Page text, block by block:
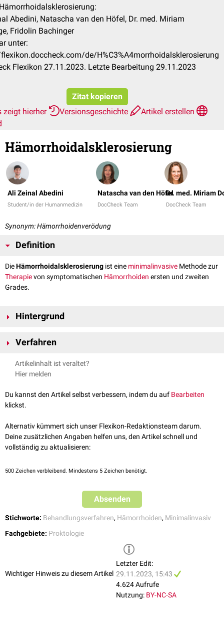
Abedini, Natascha van den Höfel, Dr. med. Miriam
Fridolin Bachinger
unter:
de/H%C3%A4morrhoidalsklerosierung
Flexikon 27.11.2023. Letzte Bearbeitung 29.11.2023
Zitat kopieren
zeigt hierher
Versionsgeschichte
Artikel erstellen
Hämorrhoidalsklerosierung
Ali Zeinal Abedini
Student/in der Humanmedizin
Natascha van den Höfel
DocCheck Team
Dr. med. Miriam
DocCheck Team
Synonym: Hämorrhoidenverödung
Definition
DieHämorrhoidalsklerosierung ist eine minimalinvasive Methode zur
Therapievon symptomatischen Hämorrhoiden ersten und zweiten
Grades.
Hintergrund
aufgeweitetenCorpus cavernosum recti
verödende Gewebe ist weitgehend schmerzunempfindlich.
Während einerProktoskopie
wodurchsekundärdieSchleimhautfixiert und dieDurchblutung
gehemmt wird. Dadurch kommt es zu einer Verkleinerung der
Eine Sklerosierung kann bei Hämorrhoiden ersten und zweiten Grades
angewandt werden. Bei Hämorrhoiden zweiten Grades ist jedoch die
Verfahren
Es existieren zwei etablierte Verfahren für die Sklerosierung von
Hämorrhoiden:
Das Verfahren wird auch
Hämorrhoiden versorgen, paravasalinjiziert.
Hämorrhoidalsklerosierung nach Blond und Hoff
Artikelinhalt ist veraltet?
Hier melden
Du kannst den Artikel selbst verbessern, indem du auf Bearbeiten
klickst.
Alternativ kümmert sich unser Flexikon-Redaktionsteam darum.
Deine zusätzlichen Angaben helfen uns, den Artikel schnell und
vollständig zu aktualisieren:
500 Zeichen verbleibend. Mindestens 5 Zeichen benötigt.
Absenden
Stichworte: Behandlungsverfahren, Hämorrhoiden, Minimalinvasiv
Fachgebiete: Proktologie
Wichtiger Hinweis zu diesem Artikel
Letzter Edit:
29.11.2023, 15:43
4.624 Aufrufe
Nutzung: BY-NC-SA